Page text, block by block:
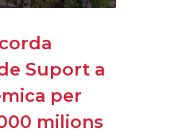
Suport a
per
milions